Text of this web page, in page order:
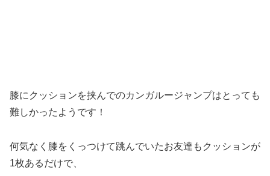
膝にクッションを挟んでのカンガルージャンプはとっても
難しかったようです！
何気なく膝をくっつけて跳んでいたお友達もクッションが
1枚あるだけで、